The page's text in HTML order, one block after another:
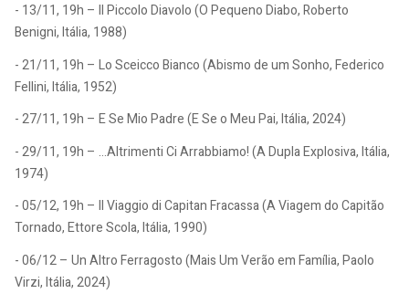
- 13/11, 19h – Il Piccolo Diavolo (O Pequeno Diabo, Roberto
Benigni, Itália, 1988)
- 21/11, 19h – Lo Sceicco Bianco (Abismo de um Sonho, Federico
Fellini, Itália, 1952)
- 27/11, 19h – E Se Mio Padre (E Se o Meu Pai, Itália, 2024)
- 29/11, 19h – …Altrimenti Ci Arrabbiamo! (A Dupla Explosiva, Itália,
1974)
- 05/12, 19h – Il Viaggio di Capitan Fracassa (A Viagem do Capitão
Tornado, Ettore Scola, Itália, 1990)
- 06/12 – Un Altro Ferragosto (Mais Um Verão em Família, Paolo
Virzi, Itália, 2024)